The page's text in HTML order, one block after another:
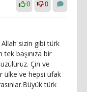
0 0
sizin gibi türk
başınıza bir
Çin ve
ülke ve hepsi ufak
türk